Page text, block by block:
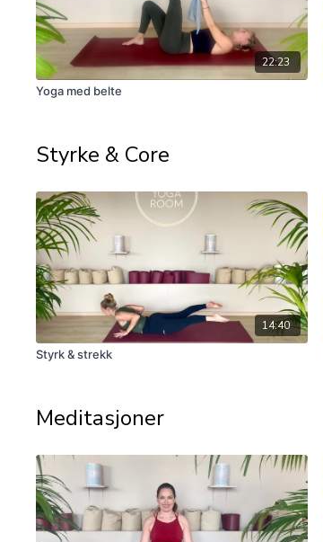
22:23
Yoga med belte
Styrke & Core
14:40
Styrk & strekk
Meditasjoner